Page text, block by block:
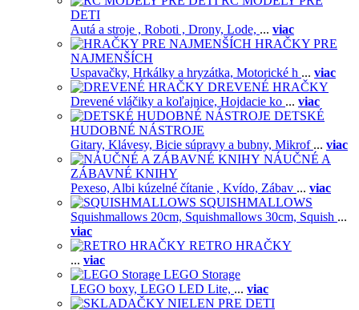
DETI
Autá a stroje , Roboti , Drony, Lode, ... viac
HRAČKY PRE
NAJMENŠÍCH
Uspavačky, Hrkálky a hryzátka, Motorické h ... viac
DREVENÉ HRAČKY
Drevené vláčiky a koľajnice, Hojdacie ko ... viac
DETSKÉ
HUDOBNÉ NÁSTROJE
Gitary, Klávesy, Bicie súpravy a bubny, Mikrof ... viac
NÁUČNÉ A
ZÁBAVNÉ KNIHY
Pexeso, Albi kúzelné čítanie , Kvído, Zábav ... viac
SQUISHMALLOWS
Squishmallows 20cm, Squishmallows 30cm, Squish ...
viac
RETRO HRAČKY
... viac
LEGO Storage
LEGO boxy, LEGO LED Lite, ... viac